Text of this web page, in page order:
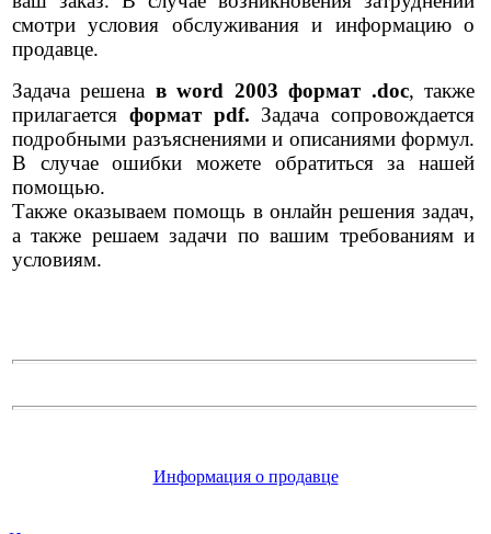
смотри условия обслуживания и информацию о
продавце.
Задача решена в word 2003 формат .doc, также
прилагается формат pdf. Задача сопровождается
подробными разъяснениями и описаниями формул.
В случае ошибки можете обратиться за нашей
помощью.
Также оказываем помощь в онлайн решения задач,
а также решаем задачи по вашим требованиям и
условиям.
Информация о продавце